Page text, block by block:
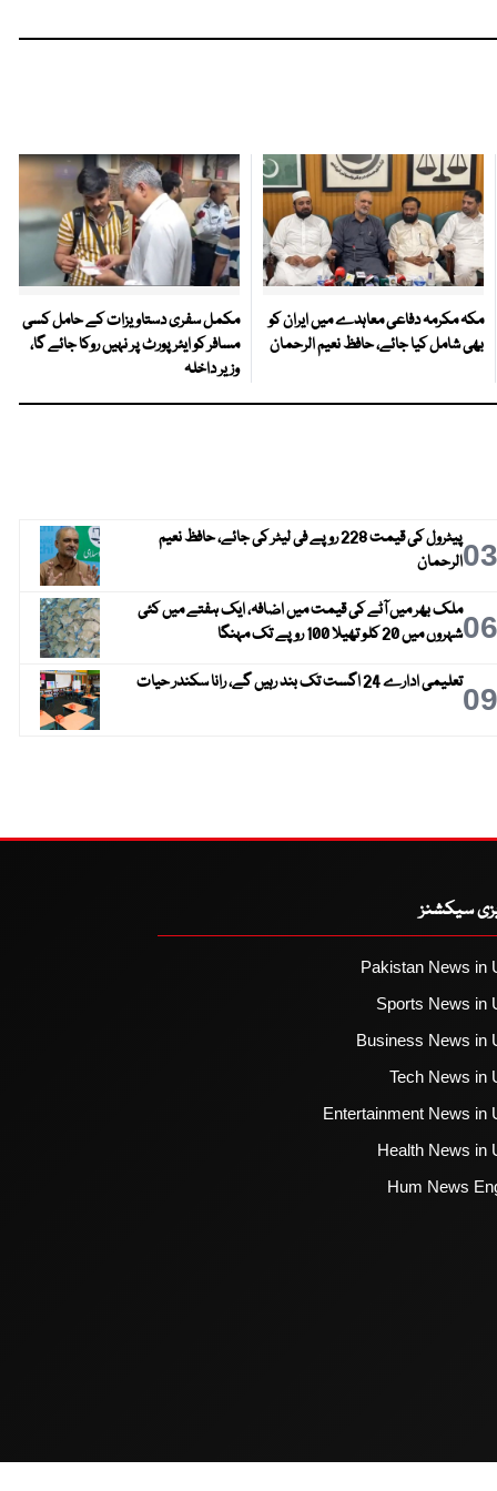
مکہ مکرمہ دفاعی معاہدے میں ایران کو
بھی شامل کیا جائے، حافظ نعیم الرحمان
مکمل سفری دستاویزات کے حامل کسی
مسافر کو ایئرپورٹ پر نہیں روکا جائے گا،
وزیر داخلہ
03
پیٹرول کی قیمت 228 روپے فی لیٹر کی جائے، حافظ نعیم
الرحمان
06ملک بھر میں آٹے کی قیمت میں اضافہ، ایک ہفتے میں کئی
شہروں میں 20 کلو تھیلا 100 روپے تک مہنگا
09تعلیمی ادارے 24 اگست تک بند رہیں گے، رانا سکندر حیات
سیکشنز
Pakistan News in
Sports News in
Business News in
Tech News in
Entertainment News in
Health News in
Hum News